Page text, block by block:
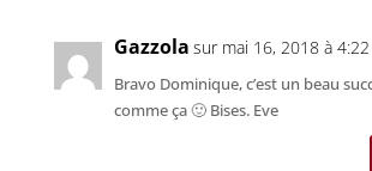
Gazzola sur mai 16, 2018 à
Bravo Dominique, c’est un beau
comme ça 🙂 Bises. Eve